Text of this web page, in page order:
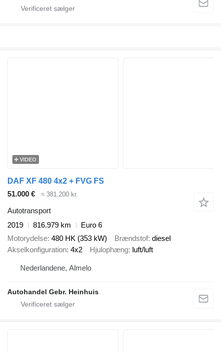
VIDEO
DAF XF 480 4x2 + FVG FS
51.000 €
≈ 381.200 kr.
Autotransport
2019
816.979 km
Euro 6
Motorydelse 480 HK (353 kW) Brændstof diesel
Akselkonfiguration 4x2 Hjulophæng luft/luft
Nederlandene, Almelo
Autohandel Gebr. Heinhuis